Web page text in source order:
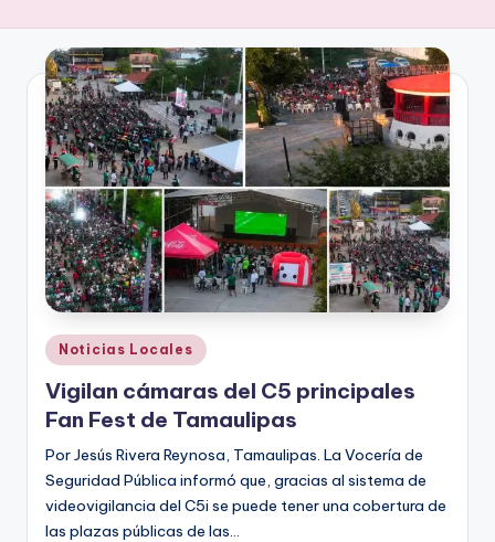
.
p
r
e
s
s
Publicado
en
Noticias Locales
Vigilan cámaras del C5 principales
Fan Fest de Tamaulipas
Por Jesús Rivera Reynosa, Tamaulipas. La Vocería de
Seguridad Pública informó que, gracias al sistema de
videovigilancia del C5i se puede tener una cobertura de
las plazas públicas de las…